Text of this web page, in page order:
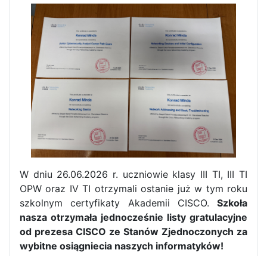
Zakończenie roku maturzystów
Zakończenie praktyk w
Portugalii
W dniu 26.06.2026 r. uczniowie klasy III TI, III TI
OPW oraz IV TI otrzymali ostanie już w tym roku
szkolnym certyfikaty Akademii CISCO. Szkoła
nasza otrzymała jednocześnie listy gratulacyjne
od prezesa CISCO ze Stanów Zjednoczonych za
wybitne osiągniecia naszych informatyków!